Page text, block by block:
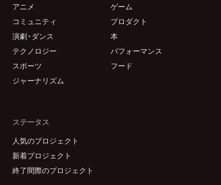
アニメ
ゲーム
コミュニティ
プロダクト
演劇・ダンス
本
テクノロジー
パフォーマンス
スポーツ
フード
ジャーナリズム
ステータス
人気のプロジェクト
新着プロジェクト
終了間際のプロジェクト